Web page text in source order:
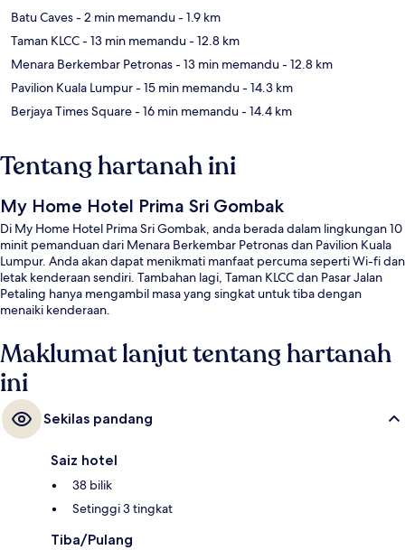
Batu Caves- 2 min memandu- 1.9 km
Taman KLCC- 13 min memandu- 12.8 km
Menara Berkembar Petronas- 13 min memandu- 12.8 km
Pavilion Kuala Lumpur- 15 min memandu- 14.3 km
Berjaya Times Square- 16 min memandu- 14.4 km
Tentang hartanah ini
My Home Hotel Prima Sri Gombak
Di My Home Hotel Prima Sri Gombak, anda berada dalam lingkungan 10
minit pemanduan dari Menara Berkembar Petronas dan Pavilion Kuala
Lumpur. Anda akan dapat menikmati manfaat percuma seperti Wi-fi dan
letak kenderaan sendiri. Tambahan lagi, Taman KLCC dan Pasar Jalan
Petaling hanya mengambil masa yang singkat untuk tiba dengan
menaiki kenderaan.
Maklumat lanjut tentang hartanah
ini
Sekilas pandang
Saiz hotel
38 bilik
Setinggi 3 tingkat
Tiba/Pulang